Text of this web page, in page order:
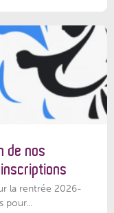
de nos
la rentrée 2026-
pour...